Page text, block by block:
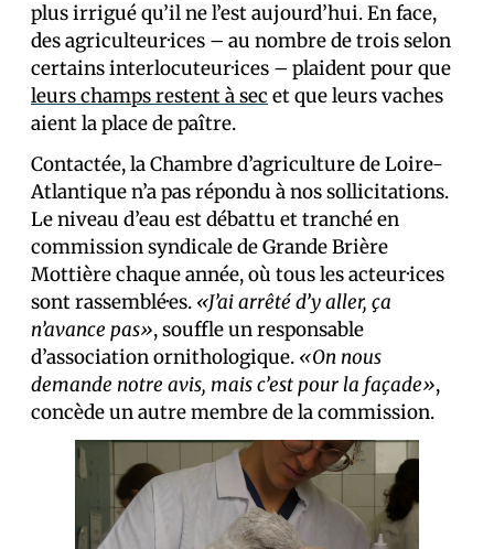
plus irrigué qu’il ne l’est aujourd’hui. En face,
des agriculteur·ices – au nombre de trois selon
certains interlocuteur·ices – plaident pour que
leurs champs restent à sec et que leurs vaches
aient la place de paître.
Contactée, la Chambre d’agriculture de Loire-
Atlantique n’a pas répondu à nos sollicitations.
Le niveau d’eau est débattu et tranché en
commission syndicale de Grande Brière
Mottière chaque année, où tous les acteur·ices
sont rassemblé·es. «J’ai arrêté d’y aller, ça
n’avance pas», souffle un responsable
d’association ornithologique. «On nous
demande notre avis, mais c’est pour la façade»,
concède un autre membre de la commission.